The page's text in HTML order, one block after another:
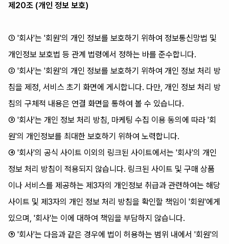
제20조 (개인 정보 보호)
① '회사'는 '회원'의 개인 정보를 보호하기 위하여 정보통신망법 및
개인정보 보호법 등 관계 법령에서 정하는 바를 준수합니다.
② '회사'는 '회원'의 개인 정보를 보호하기 위하여 개인 정보 처리 방
침을 제정, 서비스 초기 화면에 게시합니다. 다만, 개인 정보 처리 방
침의 구체적 내용은 연결 화면을 통하여 볼 수 있습니다.
③ '회사'는 개인 정보 처리 방침, 마케팅 수집 이용 동의에 따라 '회
원'의 개인정보를 최대한 보호하기 위하여 노력합니다.
④ '회사'의 공식 사이트 이외의 링크된 사이트에서는 '회사'의 개인
정보 처리 방침이 적용되지 않습니다. 링크된 사이트 및 구매 상품
이나 서비스를 제공하는 제3자의 개인정보 취급과 관련하여는 해당
사이트 및 제3자의 개인 정보 처리 방침을 확인할 책임이 '회원'에게
있으며, '회사'는 이에 대하여 책임을 부담하지 않습니다.
⑤ '회사'는 다음과 같은 경우에 법이 허용하는 범위 내에서 '회원'의